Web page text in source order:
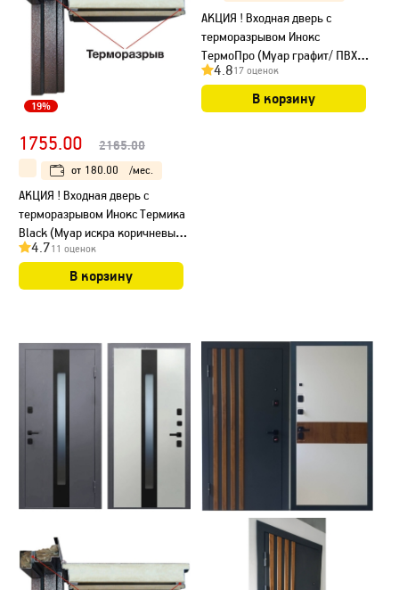
19%
1755.00 2165.00
от 180.00 /мес.
АКЦИЯ ! Входная дверь с
терморазрывом Инокс Термика
Black (Муар искра коричневый/
ПВХ Белый), Рис. 9
4.711 оценок
В корзину
АКЦИЯ ! Входная дверь с
терморазрывом Инокс
ТермоПро (Муар графит/ ПВХ
Белый)
4.817 оценок
В корзину